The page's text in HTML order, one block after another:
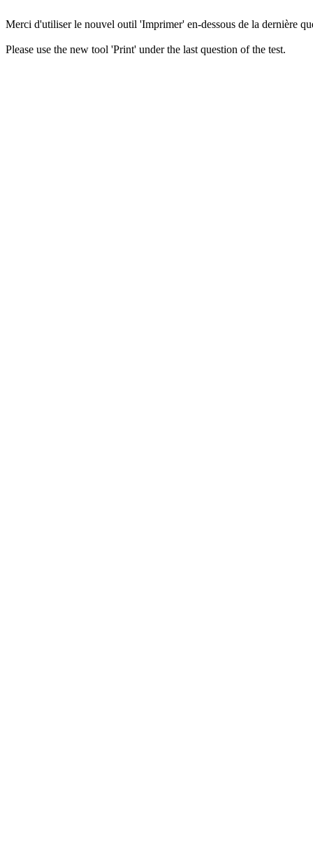
Merci d'utiliser le nouvel outil 'Imprimer' en-dessous de la dernière
Please use the new tool 'Print' under the last question of the test.